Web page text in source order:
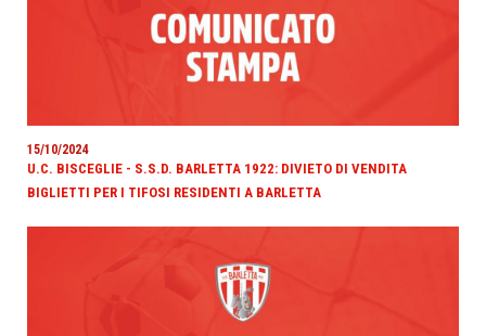
15/10/2024
U.C. BISCEGLIE - S.S.D. BARLETTA 1922: DIVIETO DI VENDITA
BIGLIETTI PER I TIFOSI RESIDENTI A BARLETTA